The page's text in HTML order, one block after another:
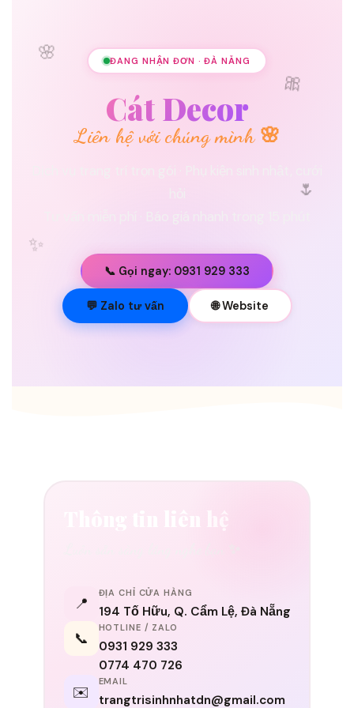
🌸
🎀
✨
🌷
💐
ĐANG NHẬN ĐƠN · ĐÀ NẴNG
Cát Decor
Liên hệ với chúng mình 🌸
📞 Gọi ngay: 0931 929 333
💬 Zalo tư vấn 🌐 Website
Thông tin liên hệ
📍
ĐỊA CHỈ CỬA HÀNG
194 Tố Hữu, Q. Cẩm Lệ, Đà Nẵng
📞
HOTLINE / ZALO
0931 929 333
0774 470 726
✉️
EMAIL
trangtrisinhnhatdn@gmail.com